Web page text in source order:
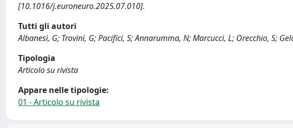
[10.1016/j.euroneuro.2025.07.010].
Tutti gli autori
Albanesi, G; Trovini, G; Pacifici, S; Annarumma, N; Marcucci, L; Orecchio, S;
Tipologia
Articolo su rivista
Appare nelle tipologie:
01 - Articolo su rivista